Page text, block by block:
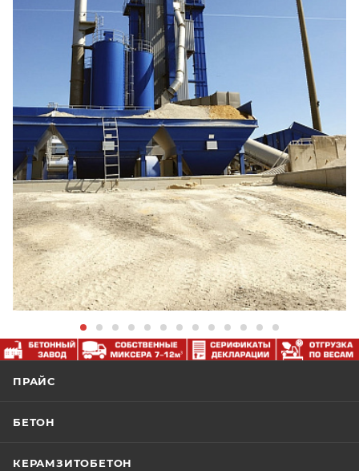
ПРАЙС
БЕТОН
КЕРАМЗИТОБЕТОН